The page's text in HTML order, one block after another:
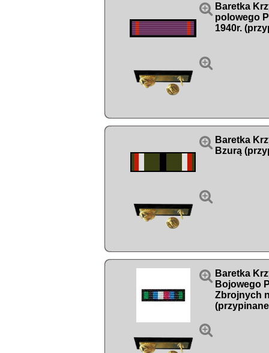


Baretka
polowego
1940r.


Baretka
Bzurą


Baretka
Bojowego
Zbrojnych